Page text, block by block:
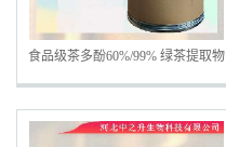
食品级茶多酚60%/99% 绿茶提取物
食品抗氧化剂 茶多酚原料批发